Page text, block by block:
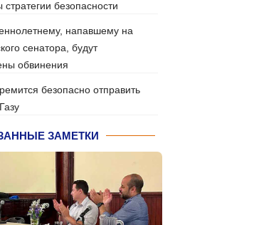
стратегии безопасности
напавшему на
сенатора, будут
обвинения
безопасно отправить
ЗАМЕТКИ